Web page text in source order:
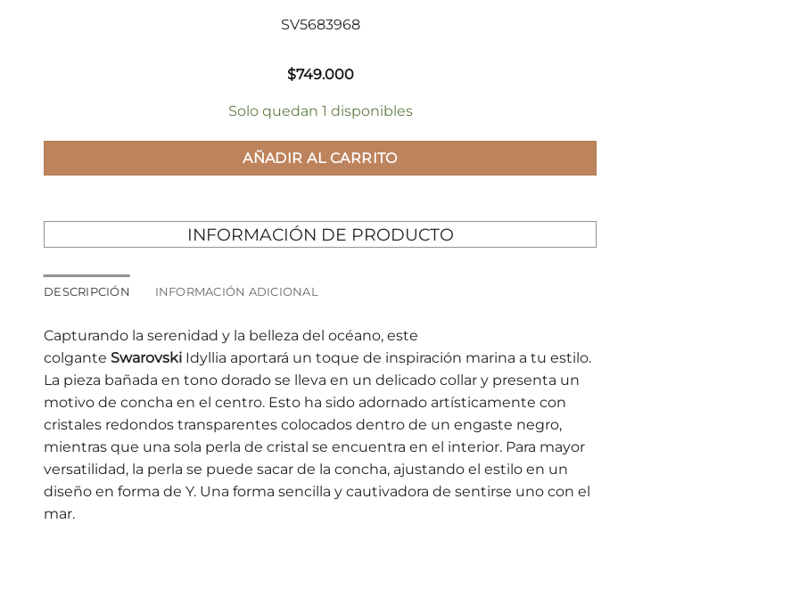
SV5683968
$749.000
Solo quedan 1 disponibles
AÑADIR AL CARRITO
INFORMACIÓN DE PRODUCTO
DESCRIPCIÓN INFORMACIÓN ADICIONAL
Capturando la serenidad y la belleza del océano, este
colgante Swarovski Idyllia aportará un toque de inspiración marina a tu estilo.
La pieza bañada en tono dorado se lleva en un delicado collar y presenta un
motivo de concha en el centro. Esto ha sido adornado artísticamente con
cristales redondos transparentes colocados dentro de un engaste negro,
mientras que una sola perla de cristal se encuentra en el interior. Para mayor
versatilidad, la perla se puede sacar de la concha, ajustando el estilo en un
diseño en forma de Y. Una forma sencilla y cautivadora de sentirse uno con el
mar.